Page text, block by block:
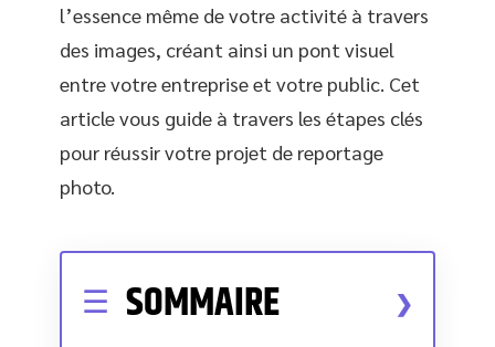
l’essence même de votre activité à travers
des images, créant ainsi un pont visuel
entre votre entreprise et votre public. Cet
article vous guide à travers les étapes clés
pour réussir votre projet de reportage
photo.
SOMMAIRE